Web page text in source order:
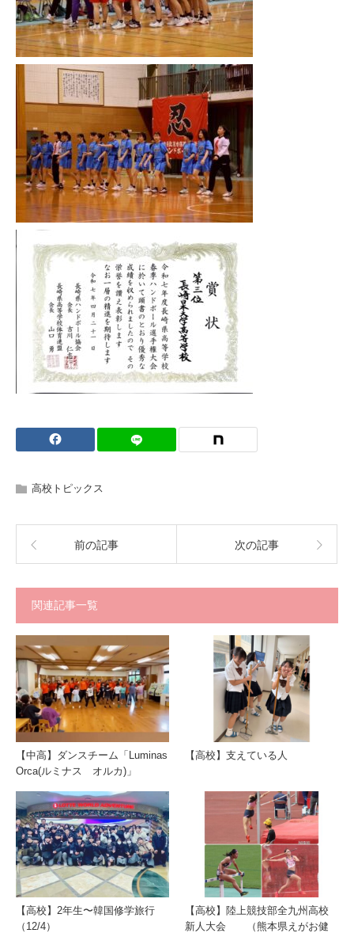
高校トピックス
前の記事 次の記事
関連記事一覧
【中高】ダンスチーム「Luminas
Orca(ルミナス オルカ)」
【高校】支えている人
【高校】2年生〜韓国修学旅行
（12/4）
【高校】陸上競技部全九州高校
新人大会 （熊本県えがお健